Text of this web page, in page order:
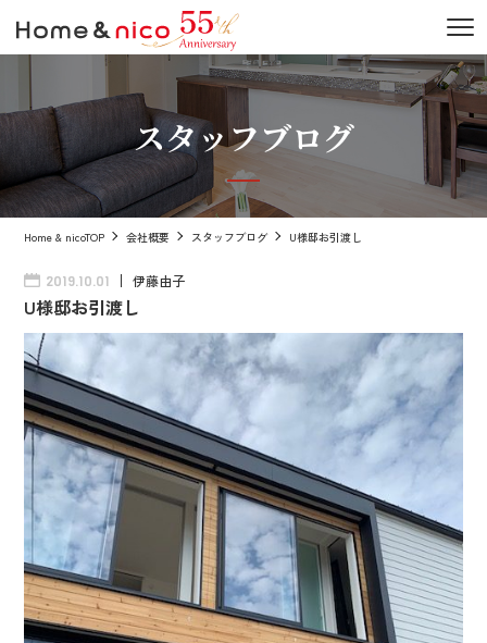
スタッフブログ
Home & nicoTOP 会社概要 スタッフブログ U様邸お引渡し
2019.10.01 伊藤由子
U様邸お引渡し